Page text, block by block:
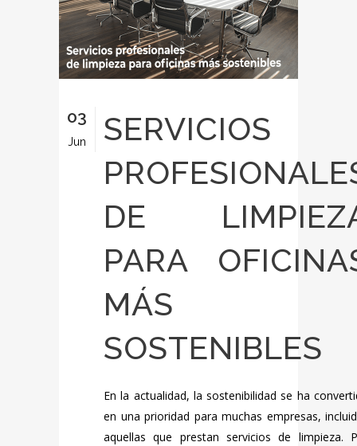
03
Jun
SERVICIOS
DE
PARA
MÁS
SOSTENIBLES
En la actualidad, la sostenibilidad se ha
en una prioridad para muchas empresas,
aquellas que prestan servicios de limpieza.